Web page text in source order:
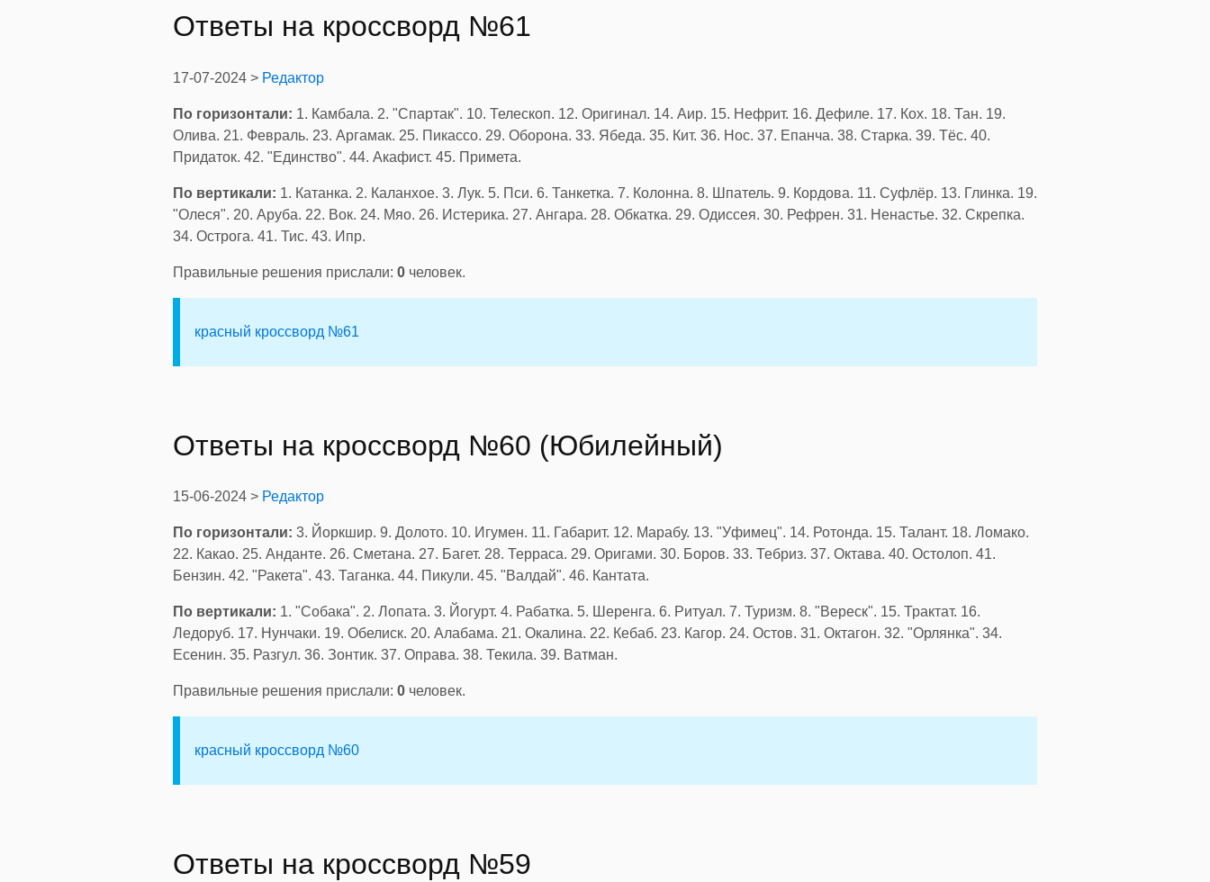
Ответы на кроссворд №61
17-07-2024 > Редактор
По горизонтали: 1. Камбала. 2. "Спартак". 10. Телескоп. 12. Оригинал. 14. Аир. 15. Нефрит. 16. Дефиле. 17. Кох. 18. Тан. 19.
Олива. 21. Февраль. 23. Аргамак. 25. Пикассо. 29. Оборона. 33. Ябеда. 35. Кит. 36. Нос. 37. Епанча. 38. Старка. 39. Тёс. 40.
Придаток. 42. "Единство". 44. Акафист. 45. Примета.
По вертикали: 1. Катанка. 2. Каланхое. 3. Лук. 5. Пси. 6. Танкетка. 7. Колонна. 8. Шпатель. 9. Кордова. 11. Суфлёр. 13. Глинка. 19.
"Олеся". 20. Аруба. 22. Вок. 24. Мяо. 26. Истерика. 27. Ангара. 28. Обкатка. 29. Одиссея. 30. Рефрен. 31. Ненастье. 32. Скрепка.
34. Острога. 41. Тис. 43. Ипр.
Правильные решения прислали: 0 человек.
красный кроссворд №61
Ответы на кроссворд №60 (Юбилейный)
15-06-2024 > Редактор
По горизонтали: 3. Йоркшир. 9. Долото. 10. Игумен. 11. Габарит. 12. Марабу. 13. "Уфимец". 14. Ротонда. 15. Талант. 18. Ломако.
22. Какао. 25. Анданте. 26. Сметана. 27. Багет. 28. Терраса. 29. Оригами. 30. Боров. 33. Тебриз. 37. Октава. 40. Остолоп. 41.
Бензин. 42. "Ракета". 43. Таганка. 44. Пикули. 45. "Валдай". 46. Кантата.
По вертикали: 1. "Собака". 2. Лопата. 3. Йогурт. 4. Рабатка. 5. Шеренга. 6. Ритуал. 7. Туризм. 8. "Вереск". 15. Трактат. 16.
Ледоруб. 17. Нунчаки. 19. Обелиск. 20. Алабама. 21. Окалина. 22. Кебаб. 23. Кагор. 24. Остов. 31. Октагон. 32. "Орлянка". 34.
Есенин. 35. Разгул. 36. Зонтик. 37. Оправа. 38. Текила. 39. Ватман.
Правильные решения прислали: 0 человек.
красный кроссворд №60
Ответы на кроссворд №59